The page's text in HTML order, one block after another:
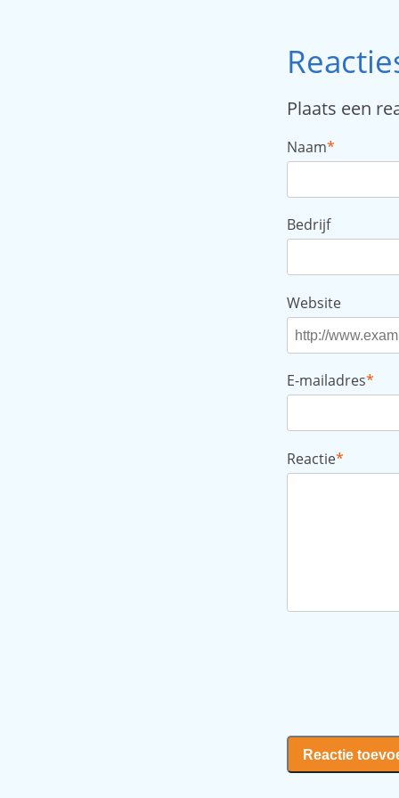
Plaats een
Naam*
Bedrijf
Website
E-mailadres*
Reactie*
Reactie